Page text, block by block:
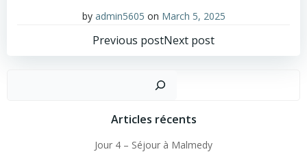
by admin5605 on March 5, 2025
Post
navigation
Previous postPost
navigation
Next post
Articles récents
Jour 4 – Séjour à Malmedy